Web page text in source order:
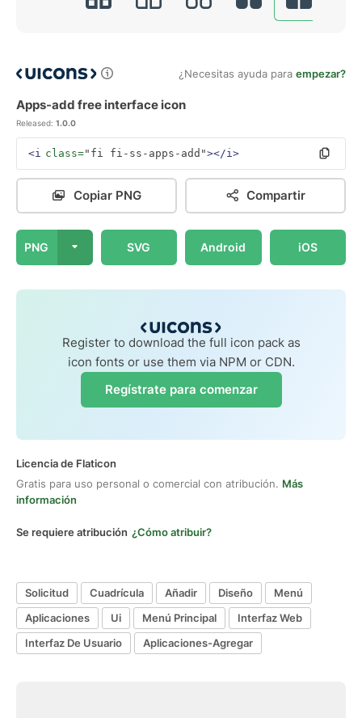
¿Necesitas ayuda para empezar?
Apps-add free interface icon
Released: 1.0.0
<i class="fi fi-ss-apps-add"></i>
Copiar PNG Compartir
PNG SVG Android iOS
Register to download the full icon pack as
icon fonts or use them via NPM or CDN.
Regístrate para comenzar
Licencia de Flaticon
Gratis para uso personal o comercial con atribución. Más
información
Se requiere atribución ¿Cómo atribuir?
Solicitud Cuadrícula Añadir Diseño
Menú
Aplicaciones
Ui Menú Principal
Interfaz Web
Interfaz De Usuario
Aplicaciones-Agregar